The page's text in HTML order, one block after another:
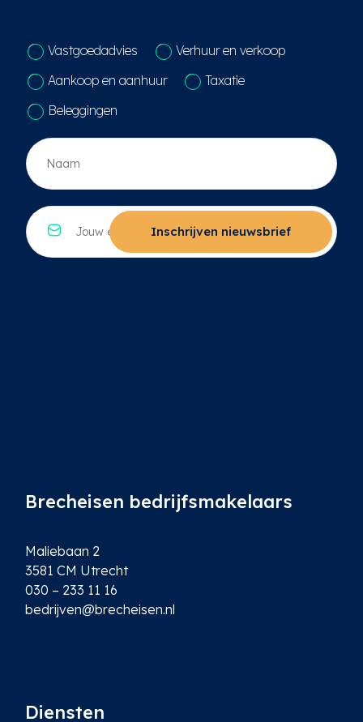
C
o
n
t
a
c
k
e
e
*
Vastgoedadvies
Verhuur en verkoop
Aankoop en aanhuur
Taxatie
Beleggingen
N
a
a
*
E
-
m
Inschrijven nieuwsbrief
Brecheisen bedrijfsmakelaars
Maliebaan 2
3581 CM Utrecht
030 – 233 11 16
bedrijven@brecheisen.nl
Diensten